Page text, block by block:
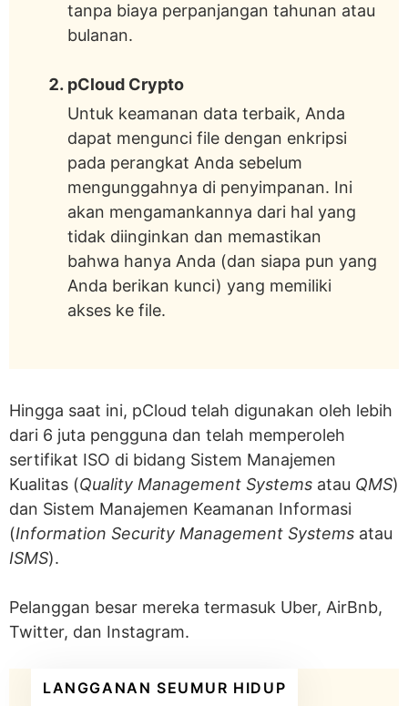
Kelemahan pCloud
Paket & Harge pCloud
Langganan tahunan
Langganan seumur hidup
Fitur tambahan
Bagaimana Perbandingan pCloud Dengan
Keterjangkauan & kesepadanan dengan
uang
Pelacakan file
Kesimpulan
pCloud?
tanpa biaya perpanjangan tahunan atau
bulanan.
pCloud Crypto
Untuk keamanan data terbaik, Anda
dapat mengunci file dengan enkripsi
pada perangkat Anda sebelum
mengunggahnya di penyimpanan. Ini
akan mengamankannya dari hal yang
tidak diinginkan dan memastikan
bahwa hanya Anda (dan siapa pun yang
Anda berikan kunci) yang memiliki
akses ke file.
Hingga saat ini, pCloud telah digunakan oleh lebih
dari 6 juta pengguna dan telah memperoleh
sertifikat ISO di bidang Sistem Manajemen
Kualitas (Quality Management Systems atau QMS)
dan Sistem Manajemen Keamanan Informasi
(Information Security Management Systems atau
ISMS).
Pelanggan besar mereka termasuk Uber, AirBnb,
Twitter, dan Instagram.
LANGGANAN SEUMUR HIDUP